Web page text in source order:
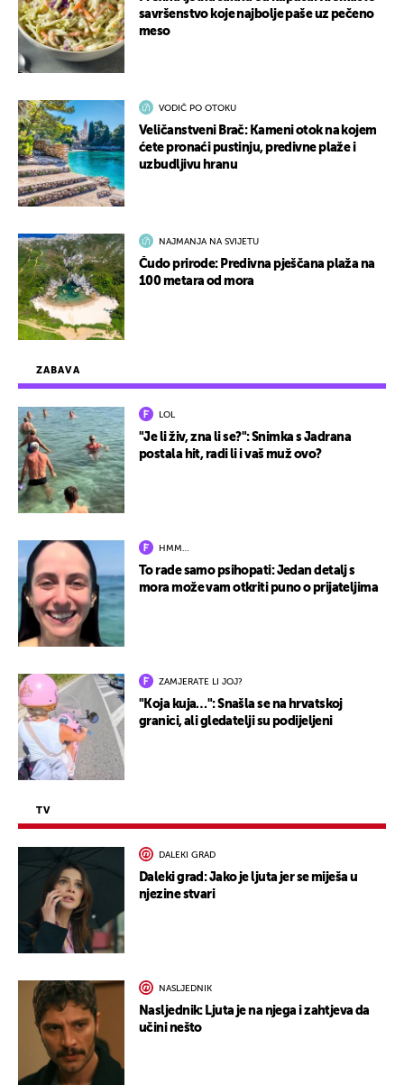
ZABAVA
LOL
"Je li živ, zna li se?": Snimka s Jadrana
postala hit, radi li i vaš muž ovo?
HMM…
To rade samo psihopati: Jedan detalj s
mora može vam otkriti puno o prijateljima
ZAMJERATE LI JOJ?
"Koja kuja…": Snašla se na hrvatskoj
granici, ali gledatelji su podijeljeni
TV
DALEKI GRAD
Daleki grad: Jako je ljuta jer se miješa u
njezine stvari
NASLJEDNIK
Nasljednik: Ljuta je na njega i zahtjeva da
učini nešto
savršenstvo koje najbolje paše uz pečeno
meso
VODIČ PO OTOKU
Veličanstveni Brač: Kameni otok na kojem
ćete pronaći pustinju, predivne plaže i
uzbudljivu hranu
NAJMANJA NA SVIJETU
Čudo prirode: Predivna pješčana plaža na
100 metara od mora